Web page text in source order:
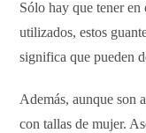
Sólo hay que tener en
utilizados, estos
significa que pueden
Además, aunque son
con tallas de mujer.